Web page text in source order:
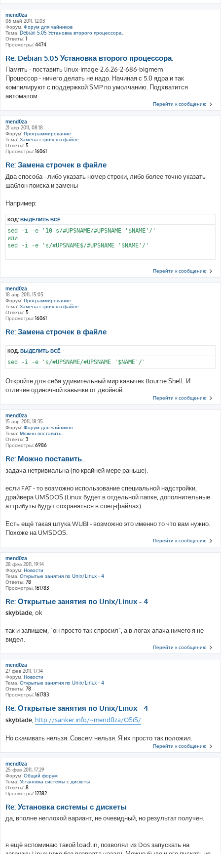
mend0za
06 май 2011, 12:03
Форум: Форум для чайников
Тема: Debian 5.05 Установка второго процессора.
Ответы: 1
Просмотры: 4474
Re: Debian 5.05 Установка второго процессора.
Память - поставить linux-image-2.6.26-2-686-bigmem
Процессор - ничего делать не надо. Начиная с 5.0 ядра и так
компилируют с поддержкой SMP по умолчанию. Подхватится
автоматом.
Перейти к сообщению
mend0za
21 апр 2011, 08:18
Форум: Программирование
Тема: Замена строчек в файле
Ответы: 5
Просмотры: 16061
Re: Замена строчек в файле
Два способа - либо указать номер строки, либо более точно указать
шаблон поиска и замены
Например:
КОД: ВЫДЕЛИТЬ ВСЁ
sed -i -e '10 s/#UPSNAME/#UPSNAME '$NAME'/'
или
sed -i -e 's/#UPSNAME$/#UPSNAME '$NAME'/'
Перейти к сообщению
mend0za
18 апр 2011, 15:05
Форум: Программирование
Тема: Замена строчек в файле
Ответы: 5
Просмотры: 16061
Re: Замена строчек в файле
КОД: ВЫДЕЛИТЬ ВСЁ
Откройте для себя удивительный мир кавычек Bourne Shell. И
отличие одиночной кавычки от двойной.
Перейти к сообщению
mend0za
15 апр 2011, 18:35
Форум: Форум для чайников
Тема: Можно поставить...
Ответы: 3
Просмотры: 6986
Re: Можно поставить...
задача нетривиальна (по крайней мере раньше).
если FAT - то возможно использование специальной надстройки,
драйвера UMSDOS (Linux будет в отдельной папке, дополнительные
аттрибуты будут сохраняться в спец-файлах)
Есть ещё такая штука WUBI - возможно это именно то что вам нужно.
Похоже на UMSDOS.
Перейти к сообщению
mend0za
28 фев 2011, 19:14
Форум: Новости
Тема: Открытые занятия по Unix/Linux - 4
Ответы: 78
Просмотры: 161783
Re: Открытые занятия по Unix/Linux - 4
skyblade , ok
так и запишем, "он просто так спросил", а в логах апача ничего я не
видел.
Перейти к сообщению
mend0za
27 фев 2011, 17:14
Форум: Новости
Тема: Открытые занятия по Unix/Linux - 4
Ответы: 78
Просмотры: 161783
Re: Открытые занятия по Unix/Linux - 4
skyblade http://sanker.info/~mend0za/OSiS/
Но скачивать нельзя. Совсем нельзя. Я их просто так положил.
Перейти к сообщению
mend0za
25 фев 2011, 17:29
Форум: Общий форум
Тема: Установка системы с дискеты
Ответы: 8
Просмотры: 12382
Re: Установка системы с дискеты
да, вполне неплохой вариант, не очевидный, но результат получен.
я ещё вспоминаю такой loadlin, позволял из Dos запускать на